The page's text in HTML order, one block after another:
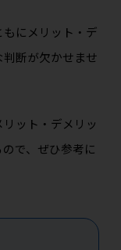
にメリット・デ
断が欠かせませ
ット・デメリッ
で、ぜひ参考に